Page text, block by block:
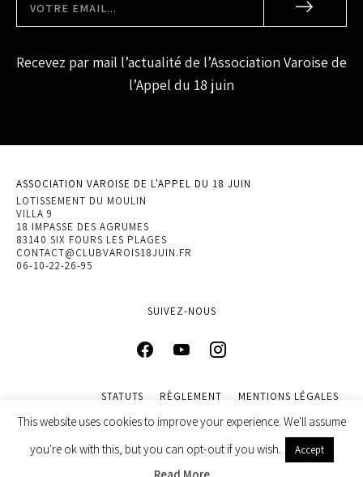
Recevez par mail l’actualité de l’Association Varoise de
l’Appel du 18 juin
ASSOCIATION VAROISE DE L'APPEL DU 18 JUIN
LOTISSEMENT DU MOULIN
VILLA 9
18 IMPASSE DES AGRUMES
83140 SIX FOURS LES PLAGES
CONTACT@CLUBVAROIS18JUIN.FR
06-10-22-26-95
SUIVEZ-NOUS
STATUTS RÈGLEMENT
MENTIONS LÉGALES
© 2022 ASSOCIATION VAROISE DE L’APPEL DU 18 JUIN. DESIGN
BYINGENIEWEB
This website uses cookies to improve your experience. We'll assume
you're ok with this, but you can opt-out if you wish.
Accept